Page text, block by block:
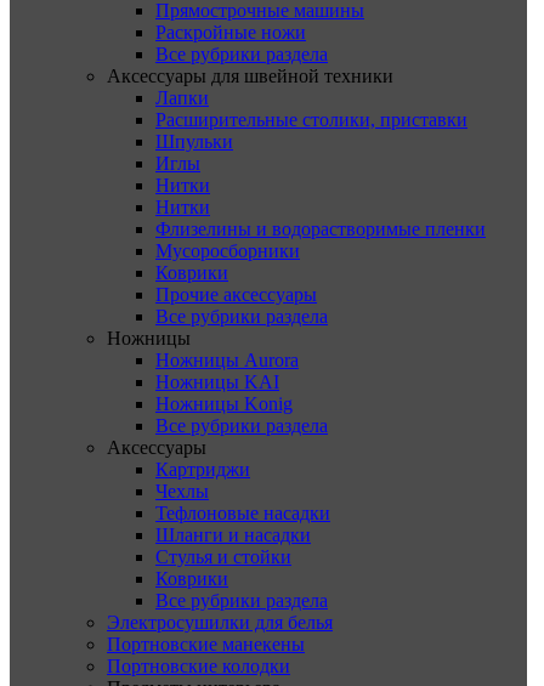
Прямострочные машины
Раскройные ножи
Все рубрики раздела
Аксессуары для швейной техники
Лапки
Расширительные столики, приставки
Шпульки
Иглы
Нитки
Нитки
Флизелины и водорастворимые пленки
Мусоросборники
Коврики
Прочие аксессуары
Все рубрики раздела
Ножницы
Ножницы Aurora
Ножницы KAI
Ножницы Konig
Все рубрики раздела
Аксессуары
Картриджи
Чехлы
Тефлоновые насадки
Шланги и насадки
Стулья и стойки
Коврики
Все рубрики раздела
Электросушилки для белья
Портновские манекены
Портновские колодки